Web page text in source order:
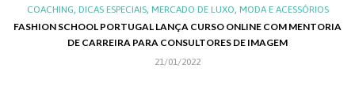
COACHING, DICAS ESPECIAIS, MERCADO DE LUXO, MODA E ACESSÓRIOS
FASHION SCHOOL PORTUGAL LANÇA CURSO ONLINE COM MENTORIA
DE CARREIRA PARA CONSULTORES DE IMAGEM
21/01/2022